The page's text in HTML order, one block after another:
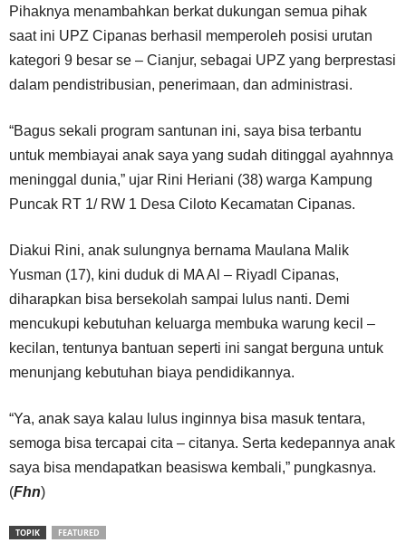
Pihaknya menambahkan berkat dukungan semua pihak
saat ini UPZ Cipanas berhasil memperoleh posisi urutan
kategori 9 besar se – Cianjur, sebagai UPZ yang berprestasi
dalam pendistribusian, penerimaan, dan administrasi.
“Bagus sekali program santunan ini, saya bisa terbantu
untuk membiayai anak saya yang sudah ditinggal ayahnnya
meninggal dunia,” ujar Rini Heriani (38) warga Kampung
Puncak RT 1/ RW 1 Desa Ciloto Kecamatan Cipanas.
Diakui Rini, anak sulungnya bernama Maulana Malik
Yusman (17), kini duduk di MA Al – Riyadl Cipanas,
diharapkan bisa bersekolah sampai lulus nanti. Demi
mencukupi kebutuhan keluarga membuka warung kecil –
kecilan, tentunya bantuan seperti ini sangat berguna untuk
menunjang kebutuhan biaya pendidikannya.
“Ya, anak saya kalau lulus inginnya bisa masuk tentara,
semoga bisa tercapai cita – citanya. Serta kedepannya anak
saya bisa mendapatkan beasiswa kembali,” pungkasnya.
(Fhn)
TOPIK FEATURED